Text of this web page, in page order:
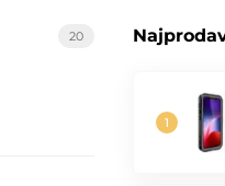
20